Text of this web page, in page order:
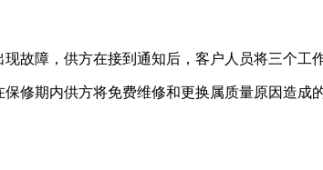
故障，供方在接到通知后，客户人员将三个工
修期内供方将免费维修和更换属质量原因造